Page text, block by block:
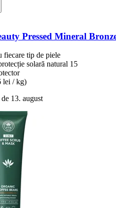
Pressed Mineral
fiecare tip de piele
solară natural 15
lei / kg)
13. august